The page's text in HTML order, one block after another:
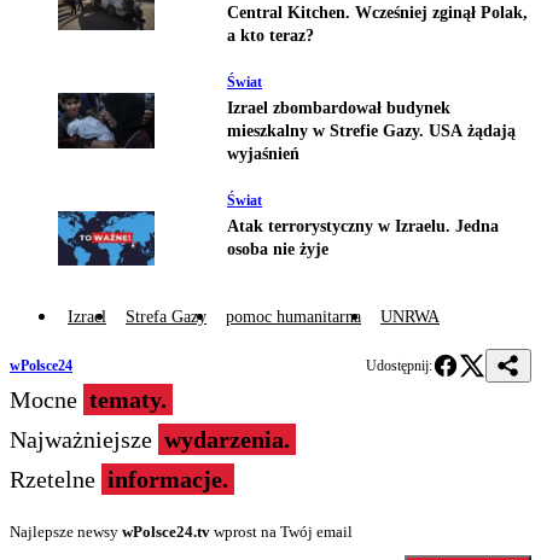
Central Kitchen. Wcześniej zginął Polak,
a kto teraz?
Świat
Izrael zbombardował budynek
mieszkalny w Strefie Gazy. USA żądają
wyjaśnień
Świat
Atak terrorystyczny w Izraelu. Jedna
osoba nie żyje
Izrael Strefa Gazy pomoc humanitarna UNRWA
wPolsce24 Udostępnij:
Mocne tematy.
Najważniejsze wydarzenia.
Rzetelne informacje.
Najlepsze newsy wPolsce24.tv wprost na Twój email